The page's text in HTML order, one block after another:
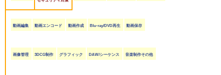
動画編集 動画エンコード 動画作成 Blu-ray/DVD再生 動画保存
画像管理 3DCG制作 グラフィック DAW/シーケンス 音楽制作その他